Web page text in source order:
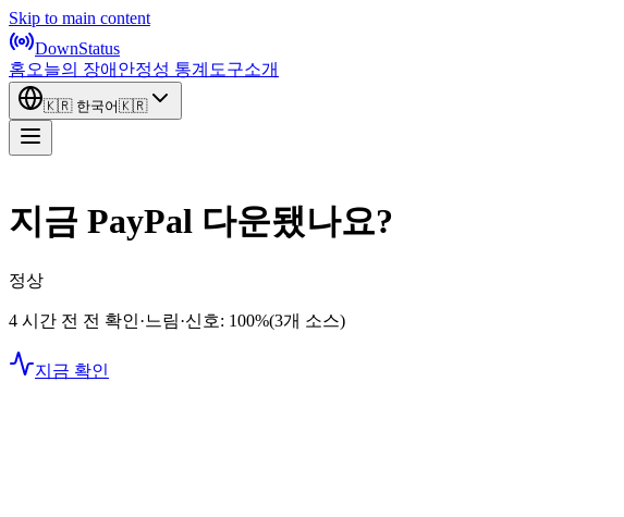
Skip to main content
DownStatus
홈오늘의 장애 안정성 통계 도구소개
🇰🇷 한국어🇰🇷
지금 PayPal 다운됐나요?
정상
4 시간 전 전 확인·느림·신호: 100%(3개 소스)
지금 확인